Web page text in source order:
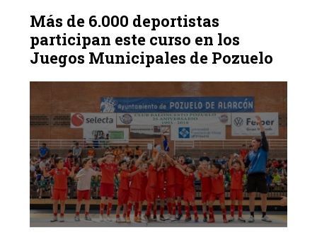
Más de 6.000 deportistas
participan este curso en los
Juegos Municipales de Pozuelo